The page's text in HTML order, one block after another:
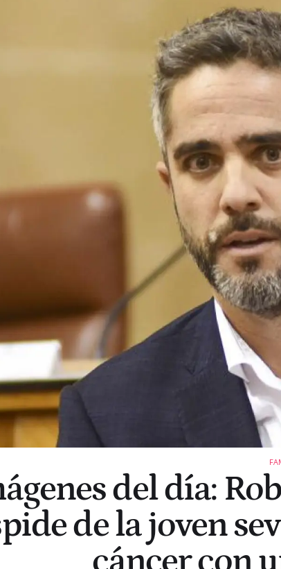
del día:
de la joven